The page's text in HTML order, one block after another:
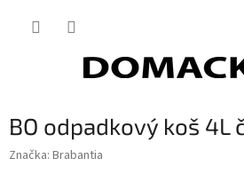
BO odpadkový koš 4L
Značka: Brabantia